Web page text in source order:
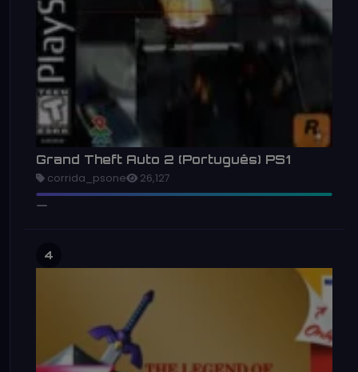
Grand Theft Auto 2 (Português) PS1
corrida_psone 26,127
4